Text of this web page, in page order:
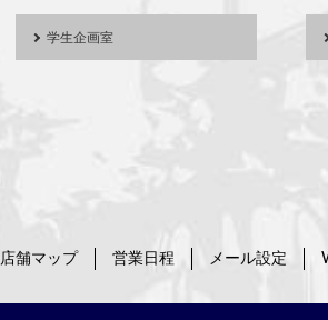
学生企画室
店舗マップ 営業日程 メール設定